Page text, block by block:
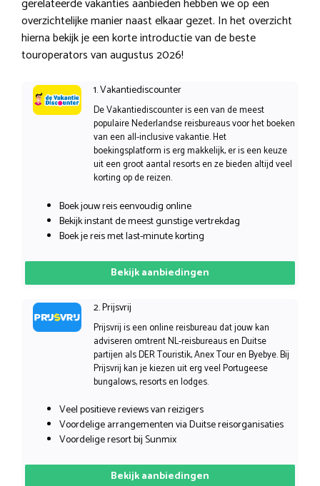
gerelateerde vakanties aanbieden hebben we op een
overzichtelijke manier naast elkaar gezet. In het overzicht
hierna bekijk je een korte introductie van de beste
touroperators van augustus 2026!
1. Vakantiediscounter
De Vakantiediscounter is een van de meest
populaire Nederlandse reisbureaus voor het boeken
van een all-inclusive vakantie. Het
boekingsplatform is erg makkelijk, er is een keuze
uit een groot aantal resorts en ze bieden altijd veel
korting op de reizen.
Boek jouw reis eenvoudig online
Bekijk instant de meest gunstige vertrekdag
Boek je reis met last-minute korting
Bekijk aanbiedingen
2. Prijsvrij
Prijsvrij is een online reisbureau dat jouw kan
adviseren omtrent NL-reisbureaus en Duitse
partijen als DER Touristik, Anex Tour en Byebye. Bij
Prijsvrij kan je kiezen uit erg veel Portugeese
bungalows, resorts en lodges.
Veel positieve reviews van reizigers
Voordelige arrangementen via Duitse reisorganisaties
Voordelige resort bij Sunmix
Bekijk aanbiedingen